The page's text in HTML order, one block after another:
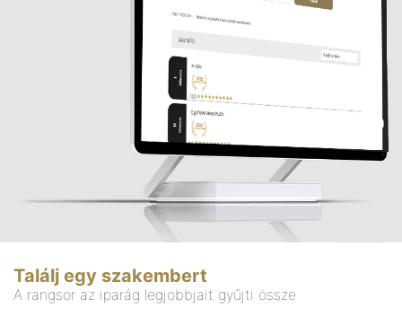
Találj egy szakembert
A rangsor az iparág legjobbjait gyűjti össze